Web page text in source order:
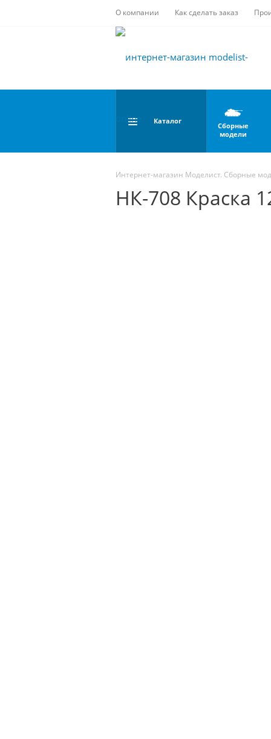
О компании Как сделать заказ
Каталог
Сборные
модели
Интернет-магазин Моделист. Сборные
НК-708 Краска